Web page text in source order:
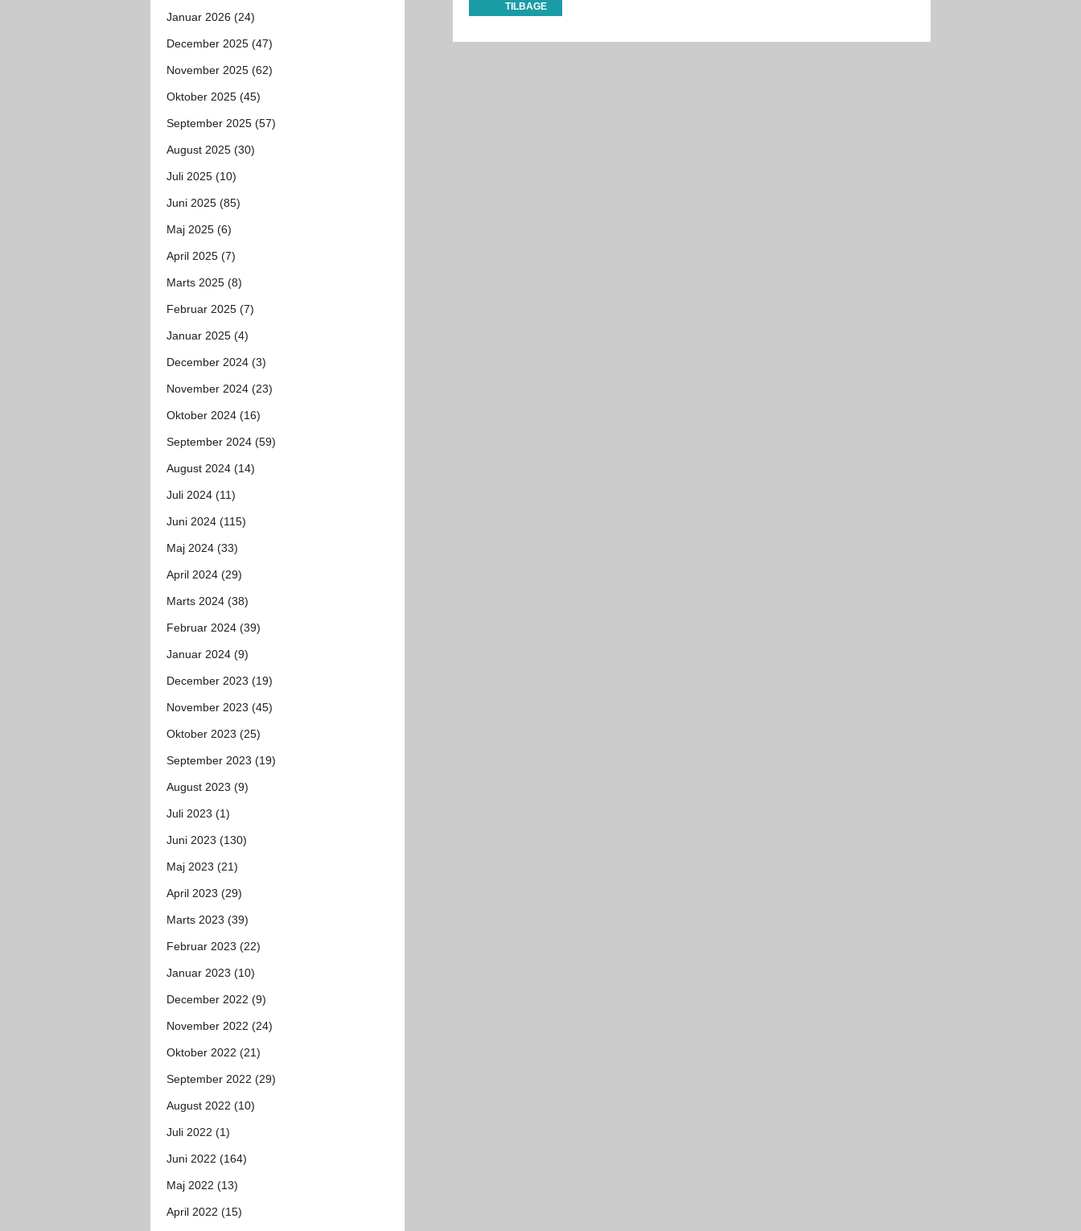
TILBAGE
Januar 2026 (24)
December 2025 (47)
November 2025 (62)
Oktober 2025 (45)
September 2025 (57)
August 2025 (30)
Juli 2025 (10)
Juni 2025 (85)
Maj 2025 (6)
April 2025 (7)
Marts 2025 (8)
Februar 2025 (7)
Januar 2025 (4)
December 2024 (3)
November 2024 (23)
Oktober 2024 (16)
September 2024 (59)
August 2024 (14)
Juli 2024 (11)
Juni 2024 (115)
Maj 2024 (33)
April 2024 (29)
Marts 2024 (38)
Februar 2024 (39)
Januar 2024 (9)
December 2023 (19)
November 2023 (45)
Oktober 2023 (25)
September 2023 (19)
August 2023 (9)
Juli 2023 (1)
Juni 2023 (130)
Maj 2023 (21)
April 2023 (29)
Marts 2023 (39)
Februar 2023 (22)
Januar 2023 (10)
December 2022 (9)
November 2022 (24)
Oktober 2022 (21)
September 2022 (29)
August 2022 (10)
Juli 2022 (1)
Juni 2022 (164)
Maj 2022 (13)
April 2022 (15)